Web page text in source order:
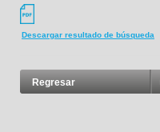
Descargar resultado de búsqueda
Regresar